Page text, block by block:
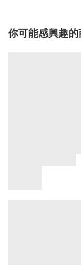
你可能感興趣的